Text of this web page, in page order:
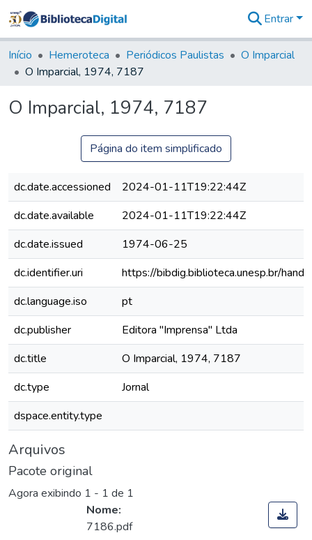
&
Coleções
Tudo na
Digital
Entrar
Início Hemeroteca Periódicos Paulistas
O Imparcial
O Imparcial, 1974, 7187
O Imparcial, 1974, 7187
Página do item simplificado
dc.date.accessioned
2024-01-11T19:22:44Z
dc.date.available
2024-01-11T19:22:44Z
dc.date.issued
1974-06-25
dc.identifier.uri
https://bibdig.biblioteca.unesp.br/
dc.language.iso
pt
dc.publisher
Editora "Imprensa" Ltda
dc.title
O Imparcial, 1974, 7187
dc.type
Jornal
dspace.entity.type
Arquivos
Pacote original
Agora exibindo 1 - 1 de 1
Nome:
7186.pdf